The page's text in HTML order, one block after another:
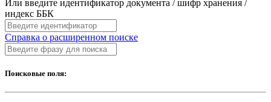
Или введите идентификатор документа / шифр хранения /
индекс ББК
Справка о расширенном поиске
Поисковые поля: